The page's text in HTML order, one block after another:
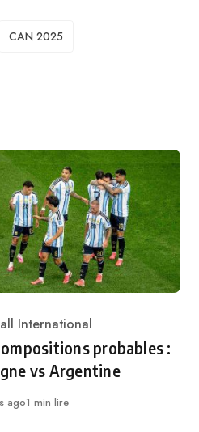
CAN 2025
International
probables :
vs Argentine
ago1 min lire